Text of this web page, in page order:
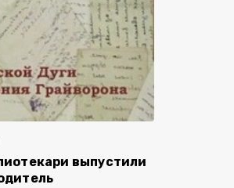
выпустили